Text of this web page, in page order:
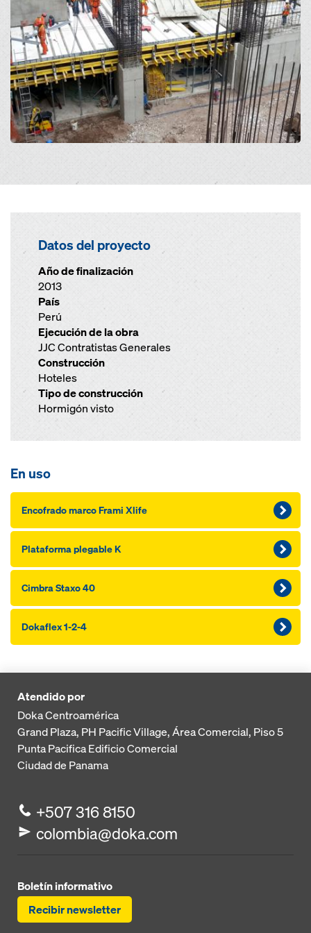
Datos del proyecto
Año de finalización
2013
País
Perú
Ejecución de la obra
JJC Contratistas Generales
Construcción
Hoteles
Tipo de construcción
Hormigón visto
En uso
Encofrado marco Frami Xlife
Plataforma plegable K
Cimbra Staxo 40
Dokaflex 1-2-4
Atendido por
Doka Centroamérica
Grand Plaza, PH Pacific Village, Área Comercial, Piso 5
Punta PacificaEdificio Comercial
Ciudad de Panama
+507 316 8150
colombia@doka.com
Boletín informativo
Recibir newsletter